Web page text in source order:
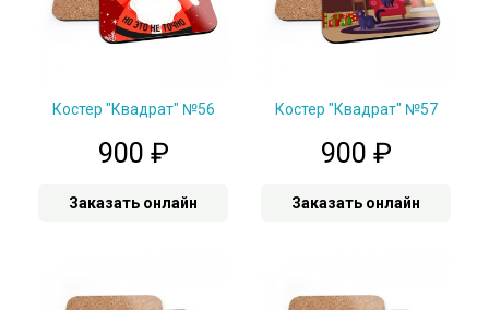
Костер "Квадрат" №56
900 ₽
Заказать онлайн
Костер "Квадрат" №57
900 ₽
Заказать онлайн